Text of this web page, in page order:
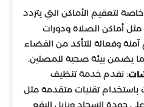
لتعقيم الأماكن التي يتردد
مثل أماكن الصلاة ودورات
وفعالة للتأكد من القضاء
مما يضمن بيئة صحية للمصلين.
: نقدم خدمة تنظيف
باستخدام تقنيات متقدمة مثل
جودة السجاد ويزيل البقع